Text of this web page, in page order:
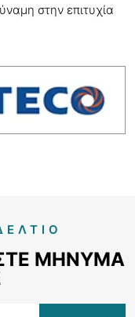
στην επιτυχία
ΜΉΝΥΜΑ